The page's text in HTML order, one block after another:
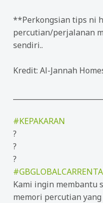
**Perkongsian tips ni
percutian/perjalanan
sendiri..
Kredit: Al-Jannah
#KEPAKARAN
?
?
?
#
Kami ingin membantu
memori percutian